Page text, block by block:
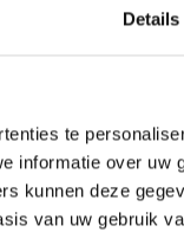
Details
te
informatie over
kunnen deze
van uw gebruik